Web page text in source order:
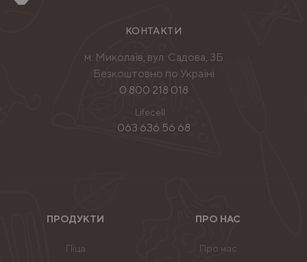
КОНТАКТИ
м. Миколаїв, вул. Садова, 3Б
Безкоштовно по Україні
0 800 218 018
Lifecell
063 636 56 68
ПРОДУКТИ
Піца
ПРО НАС
Про нас